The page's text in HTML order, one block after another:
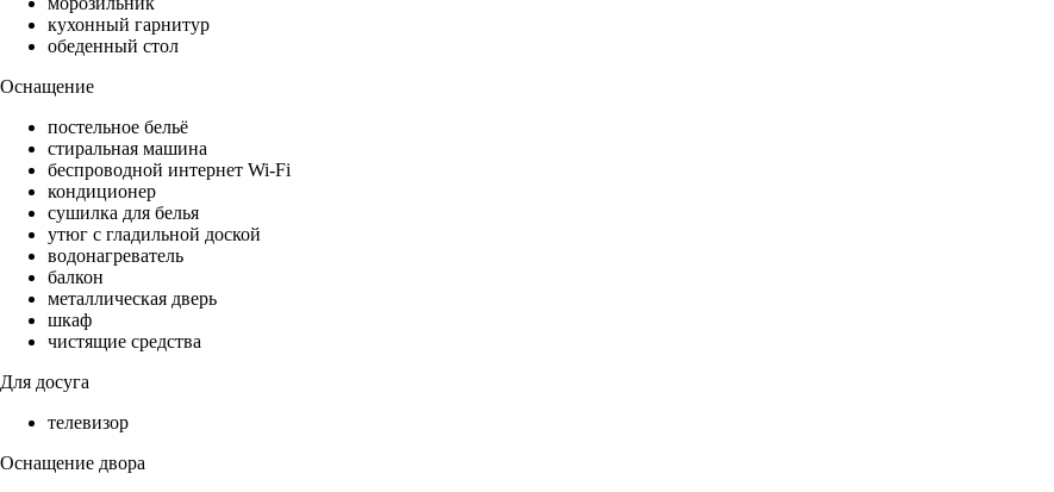
кухонный гарнитур
обеденный стол
Оснащение
постельное бельё
стиральная машина
беспроводной интернет Wi-Fi
кондиционер
сушилка для белья
утюг с гладильной доской
водонагреватель
балкон
металлическая дверь
шкаф
чистящие средства
Для досуга
телевизор
Оснащение двора